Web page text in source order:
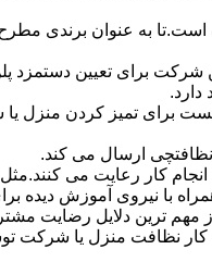
به عنوان برندی مطرح
ارسال می کند.
انجام کار رعایت می
با نیروی آموزش
مهم ترین دلایل رضایت
نظافت منزل یا شرکت